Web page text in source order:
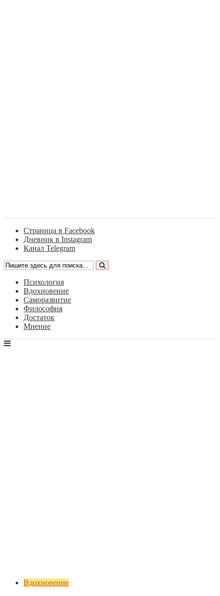
Страница в Facebook
Дневник в Instagram
Канал Telegram
Психология
Вдохновение
Саморазвитие
Философия
Достаток
Мнение
Вдохновение